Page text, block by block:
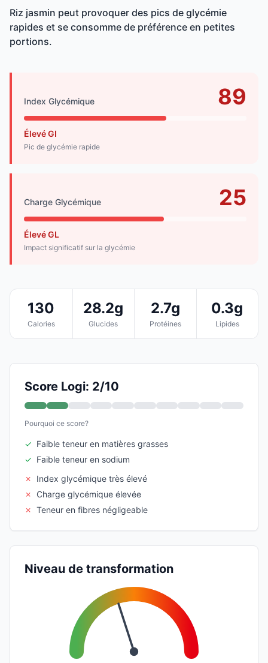
Riz jasmin peut provoquer des pics de glycémie
rapides et se consomme de préférence en petites
portions.
Index Glycémique 89
Élevé GI
Pic de glycémie rapide
Charge Glycémique 25
Élevé GL
Impact significatif sur la glycémie
130
Calories
28.2g
Glucides
2.7g
Protéines
0.3g
Lipides
Score Logi: 2/10
Pourquoi ce score?
✓ Faible teneur en matières grasses
✓ Faible teneur en sodium
✗
Index glycémique très élevé
✗
Charge glycémique élevée
✗ Teneur en fibres négligeable
Niveau de transformation